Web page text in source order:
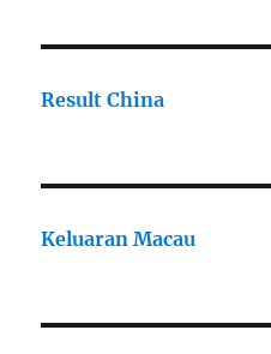
Result China
Keluaran Macau